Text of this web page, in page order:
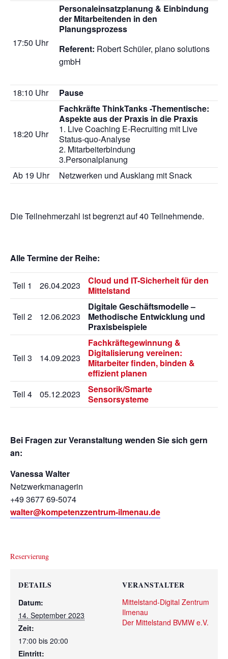
17:50 Uhr
Personaleinsatzplanung & Einbindung
der Mitarbeitenden in den
Planungsprozess
Referent: Robert Schüler, plano solutions
gmbH
18:10 Uhr Pause
18:20 Uhr
Fachkräfte ThinkTanks -Thementische:
Aspekte aus der Praxis in die Praxis
1. Live Coaching E-Recruiting mit Live
Status-quo-Analyse
2. Mitarbeiterbindung
3.Personalplanung
Ab 19 Uhr
Netzwerken und Ausklang mit Snack
Die Teilnehmerzahl ist begrenzt auf 40 Teilnehmende.
Alle Termine der Reihe:
Teil 1 26.04.2023
Cloud und IT-Sicherheit für den
Mittelstand
Teil 2 12.06.2023
Digitale Geschäftsmodelle –
Methodische Entwicklung und
Praxisbeispiele
Teil 3 14.09.2023
Fachkräftegewinnung &
Digitalisierung vereinen:
Mitarbeiter finden, binden &
effizient planen
Teil 4
05.12.2023
Sensorik/Smarte
Sensorsysteme
Bei Fragen zur Veranstaltung wenden Sie sich gern
an:
Vanessa Walter
Netzwerkmanagerin
+49 3677 69-5074
walter@kompetenzzentrum-ilmenau.de
DETAILS
Datum:
14. September 2023
Zeit:
17:00 bis 20:00
Eintritt:
VERANSTALTER
Mittelstand-Digital Zentrum
Ilmenau
Der Mittelstand BVMW e.V.
Reservierung